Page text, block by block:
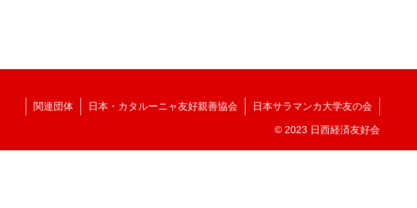
関連団体 日本・カタルーニャ友好親善協会 日本サラマンカ大学友の会
© 2023 日西経済友好会